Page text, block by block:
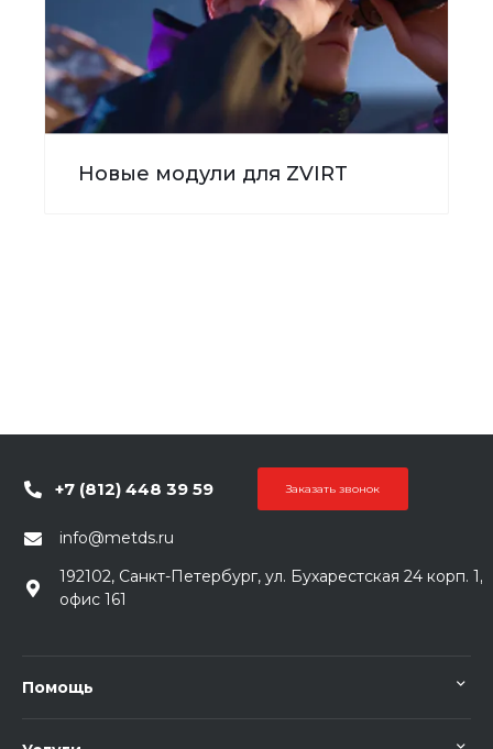
Новые модули для ZVIRT
+7 (812) 448 39 59 Заказать звонок
info@metds.ru
192102, Санкт-Петербург, ул. Бухарестская 24 корп. 1,
офис 161
Помощь